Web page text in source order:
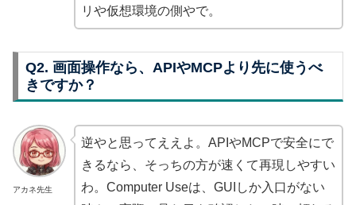
リや仮想環境の側やで。
Q2. 画面操作なら、APIやMCPより先に使うべ
きですか？
アカネ先生
逆やと思ってええよ。APIやMCPで安全にで
きるなら、そっちの方が速くて再現しやすい
わ。Computer Useは、GUIしか入口がない